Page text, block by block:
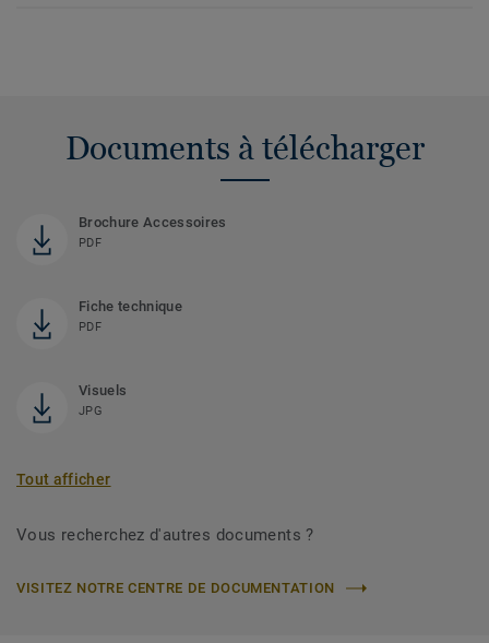
Documents à télécharger
Brochure Accessoires
PDF
Fiche technique
PDF
Visuels
JPG
Tout afficher
Vous recherchez d'autres documents ?
VISITEZ NOTRE CENTRE DE DOCUMENTATION